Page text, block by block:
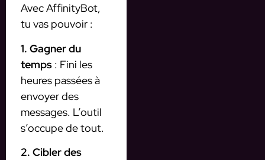
Avec AffinityBot,
tu vas pouvoir :
1. Gagner du
temps : Fini les
heures passées à
envoyer des
messages. L’outil
s’occupe de tout.
2. Cibler des